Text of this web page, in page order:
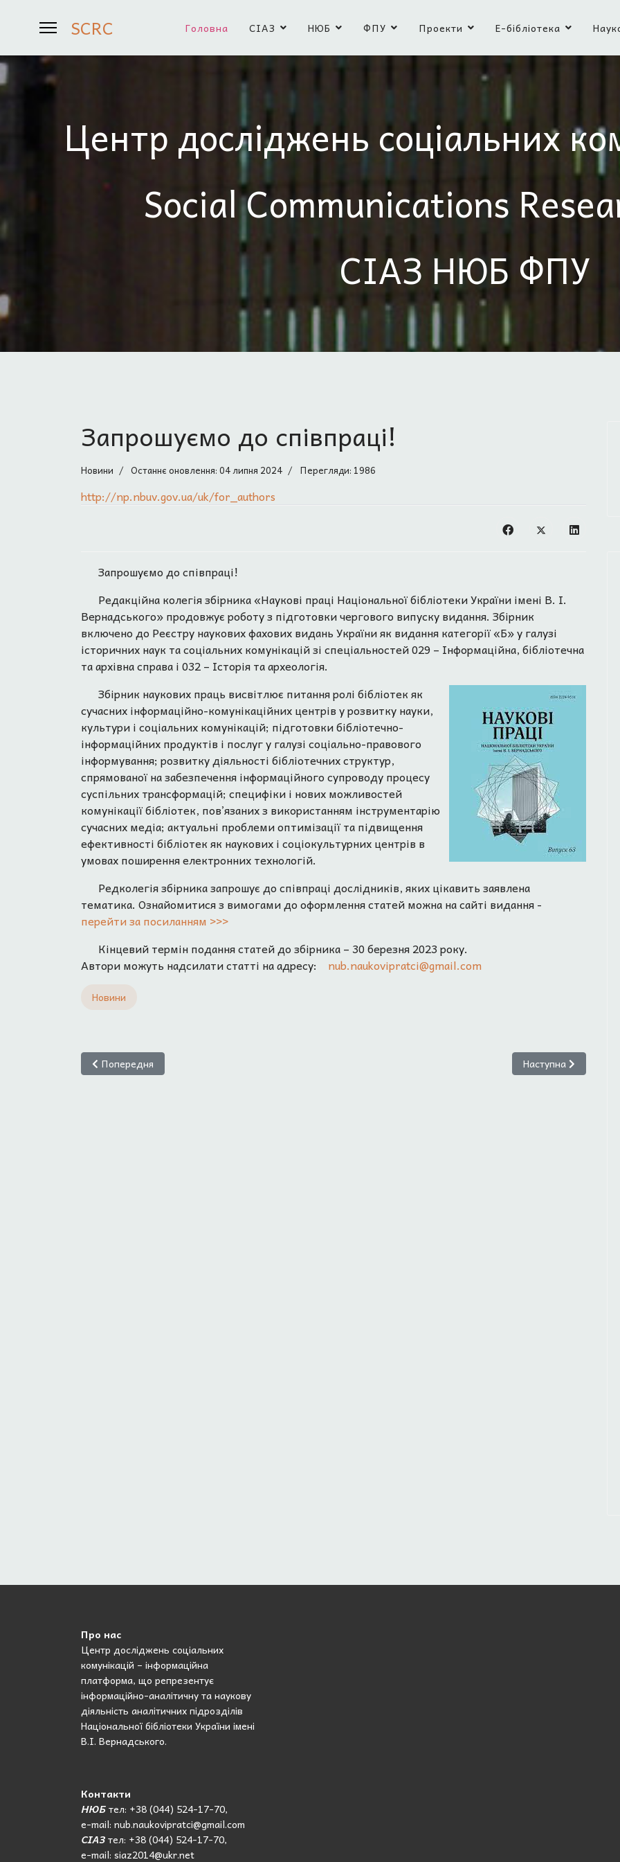
SCRC Головна СІАЗ НЮБ ФПУ Проекти Е-бібліотека
Центр досліджень соціальних
Social Communications
СІАЗ НЮБ ФПУ
Запрошуємо до співпраці!
Новини Останнє оновлення: 04 липня 2024 Перегляди: 1986
http://np.nbuv.gov.ua/uk/for_authors
Запрошуємо до співпраці!
Редакційна колегія збірника «Наукові праці Національної бібліотеки України імені В. І.
Вернадського» продовжує роботу з підготовки чергового випуску видання. Збірник
включено до Реєстру наукових фахових видань України як видання категорії «Б» у галузі
історичних наук та соціальних комунікацій зі спеціальностей 029 – Інформаційна, бібліотечна
та архівна справа і 032 – Історія та археологія.
Збірник наукових праць висвітлює питання ролі бібліотек як
сучасних інформаційно-комунікаційних центрів у розвитку науки,
культури і соціальних комунікацій; підготовки бібліотечно-
інформаційних продуктів і послуг у галузі соціально-правового
інформування; розвитку діяльності бібліотечних структур,
спрямованої на забезпечення інформаційного супроводу процесу
суспільних трансформацій; специфіки і нових можливостей
комунікації бібліотек, пов’язаних з використанням інструментарію
сучасних медіа; актуальні проблеми оптимізації та підвищення
ефективності бібліотек як наукових і соціокультурних центрів в
умовах поширення електронних технологій.
Редколегія збірника запрошує до співпраці дослідників, яких цікавить заявлена
тематика. Ознайомитися з вимогами до оформлення статей можна на сайті видання -
перейти за посиланням >>>
Кінцевий термін подання статей до збірника – 30 березня 2023 року.
Автори можуть надсилати статті на адресу: nub.naukovipratci@gmail.com
Новини
Попередня стаття: Нове дослідження Соціологічної групи «Рейтинг»
Попередня Наступна стаття:
Наступна
Про нас
Центр досліджень соціальних
комунікацій – інформаційна
платформа, що репрезентує
інформаційно-аналітичну та наукову
діяльність аналітичних підрозділів
Національної бібліотеки України імені
В.І. Вернадського.
Контакти
НЮБтел: +38 (044) 524-17-70,
e-mail: nub.naukovipratci@gmail.com
СІАЗтел: +38 (044) 524-17-70,
e-mail: siaz2014@ukr.net